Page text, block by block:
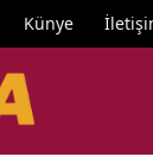
Künye